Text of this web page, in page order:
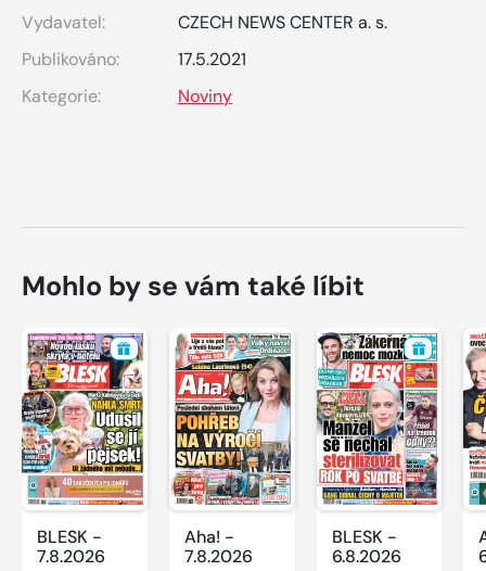
Vydavatel:
CZECH NEWS CENTER a. s.
Publikováno:
17.5.2021
Kategorie:
Noviny
Mohlo by se vám také líbit
BLESK -
7.8.2026
Aha! -
7.8.2026
BLESK -
6.8.2026